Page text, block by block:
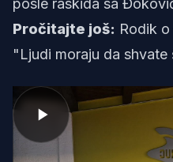
posle raskida sa
Pročitajte još: Rodik
"Ljudi moraju da